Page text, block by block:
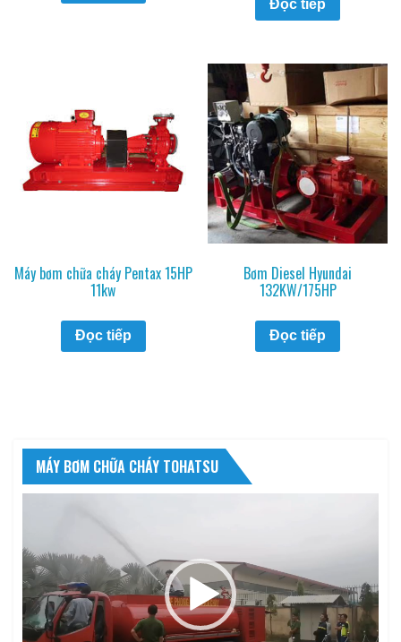
Đọc tiếp
Máy bơm chữa cháy Pentax 15HP
11kw
Đọc tiếp
Bơm Diesel Hyundai
132KW/175HP
Đọc tiếp
MÁY BƠM CHỮA CHÁY TOHATSU
Video